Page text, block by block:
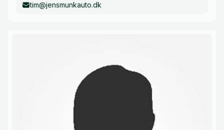
tim@jensmunkauto.dk